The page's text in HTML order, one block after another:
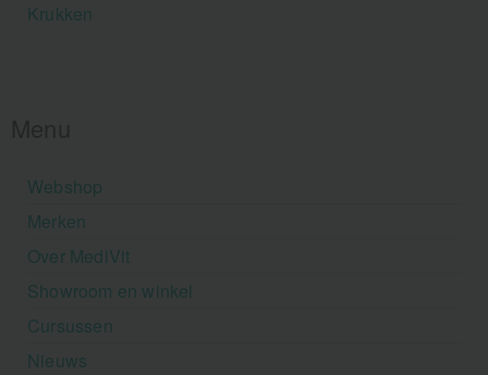
Krukken
Webshop
Merken
Over MediVit
Showroom en winkel
Cursussen
Nieuws